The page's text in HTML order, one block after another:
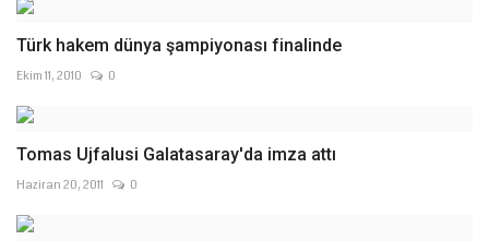
Türk hakem dünya şampiyonası finalinde
Ekim 11, 2010 0
Tomas Ujfalusi Galatasaray'da imza attı
Haziran 20, 2011 0